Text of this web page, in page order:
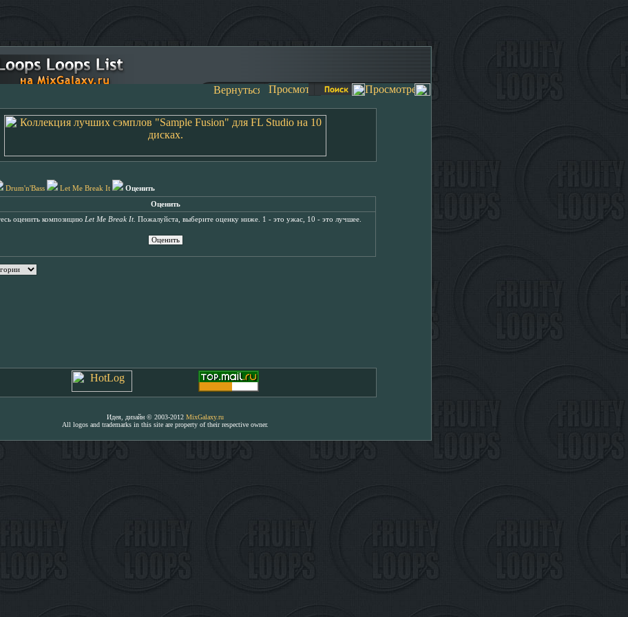
Drum'n'Bass Let Me Break It Оценить
Оценить
оценить композицию Let Me Break It. Пожалуйста, выберите оценку ниже. 1 - это ужас, 10 - это лучшее.
Идея, дизайн © 2003-2012 MixGalaxy.ru
All logos and trademarks in this site are property of their respective owner.